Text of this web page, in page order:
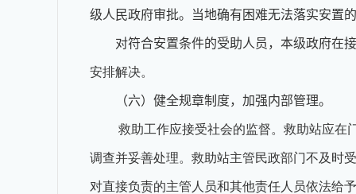
级人民政府审批。当地确有困难无法落实安置
对符合安置条件的受助人员，本级政府在
安排解决。
（六）健全规章制度，加强内部管理。
救助工作应接受社会的监督。救助站应在
调查并妥善处理。救助站主管民政部门不及时
对直接负责的主管人员和其他责任人员依法给